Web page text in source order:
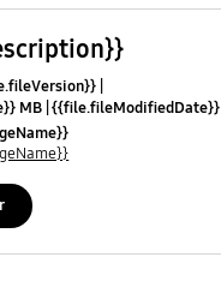
MB {{file.fileModifiedDate}}